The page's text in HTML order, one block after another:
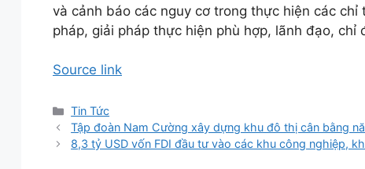
và cảnh báo các nguy cơ trong thực hiện các
pháp, giải pháp thực hiện phù hợp, lãnh đạo, chỉ
Source link
Danh
mục
Tin Tức
Tập đoàn Nam Cường xây dựng khu đô thị cân bằng
8,3 tỷ USD vốn FDI đầu tư vào các khu công nghiệp,